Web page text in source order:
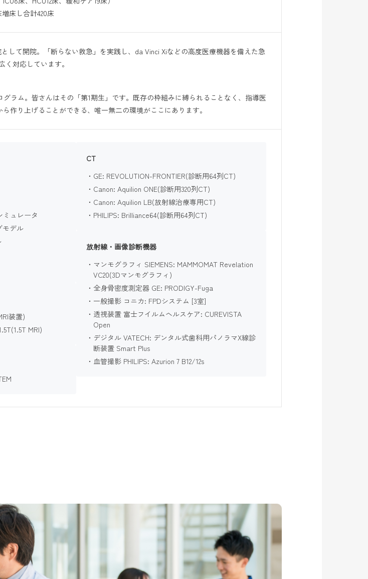
床し合計420床
して開院。「断らない救急」を実践し、da Vinci Xiなどの高度医療機器を備えた急
対応しています。
グラム。皆さんはその「第1期生」です。既存の枠組みに縛られることなく、指導医
作り上げることができる、唯一無二の環境がここにあります。
ミュレータ
モデル
装置)
MRI)
CT
GE: REVOLUTION-FRONTlER(診断用64列CT)
Canon: Aquilion ONE(診断用320列CT)
Canon: Aquilion LB(放射線治療専用CT)
PHILIPS: Brilliance64(診断用64列CT)
放射線・画像診断機器
マンモグラフィ SIEMENS: MAMMOMAT Revelation
VC20(3Dマンモグラフィ)
全身骨密度測定器 GE: PRODlGY-Fuga
一般撮影 コニカ: FPDシステム [3室]
透視装置 富士フイルムヘルスケア: CUREVlSTA
Open
デジタル VATECH: デンタル式歯科用パノラマX線診
断装置 Smart Plus
血管撮影 PHILIPS: Azurion 7 B12/12s